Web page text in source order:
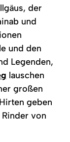
der
und
und den
Legenden,
lauschen
großen
geben
von